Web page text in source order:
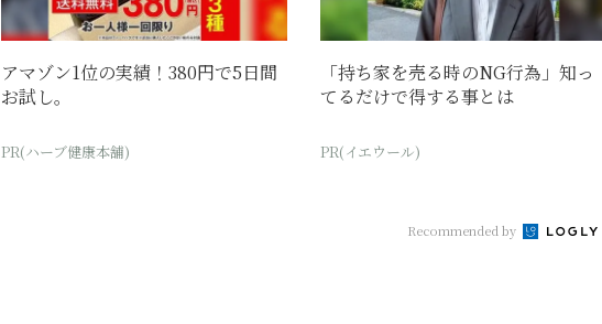
アマゾン1位の実績！380円で5日間
お試し。
PR(ハーブ健康本舗)
「持ち家を売る時のNG行為」知っ
てるだけで得する事とは
PR(イエウール)
Recommended by